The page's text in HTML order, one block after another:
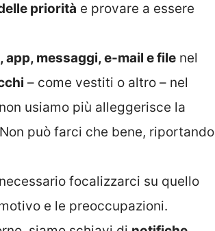
priorità e provare a essere
app, messaggi, e-mail e file nel
– come vestiti o altro – nel
usiamo più alleggerisce la
può farci che bene, riportando
focalizzarci su quello
e le preoccupazioni.